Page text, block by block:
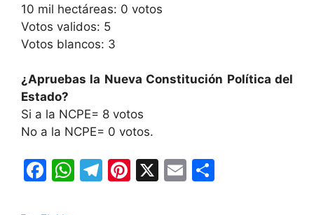
10 mil hectáreas: 0 votos
Votos validos: 5
Votos blancos: 3
¿Apruebas la Nueva Constitución Política del
Estado?
Si a la NCPE= 8 votos
No a la NCPE= 0 votos.
F
W T
Pi X
E